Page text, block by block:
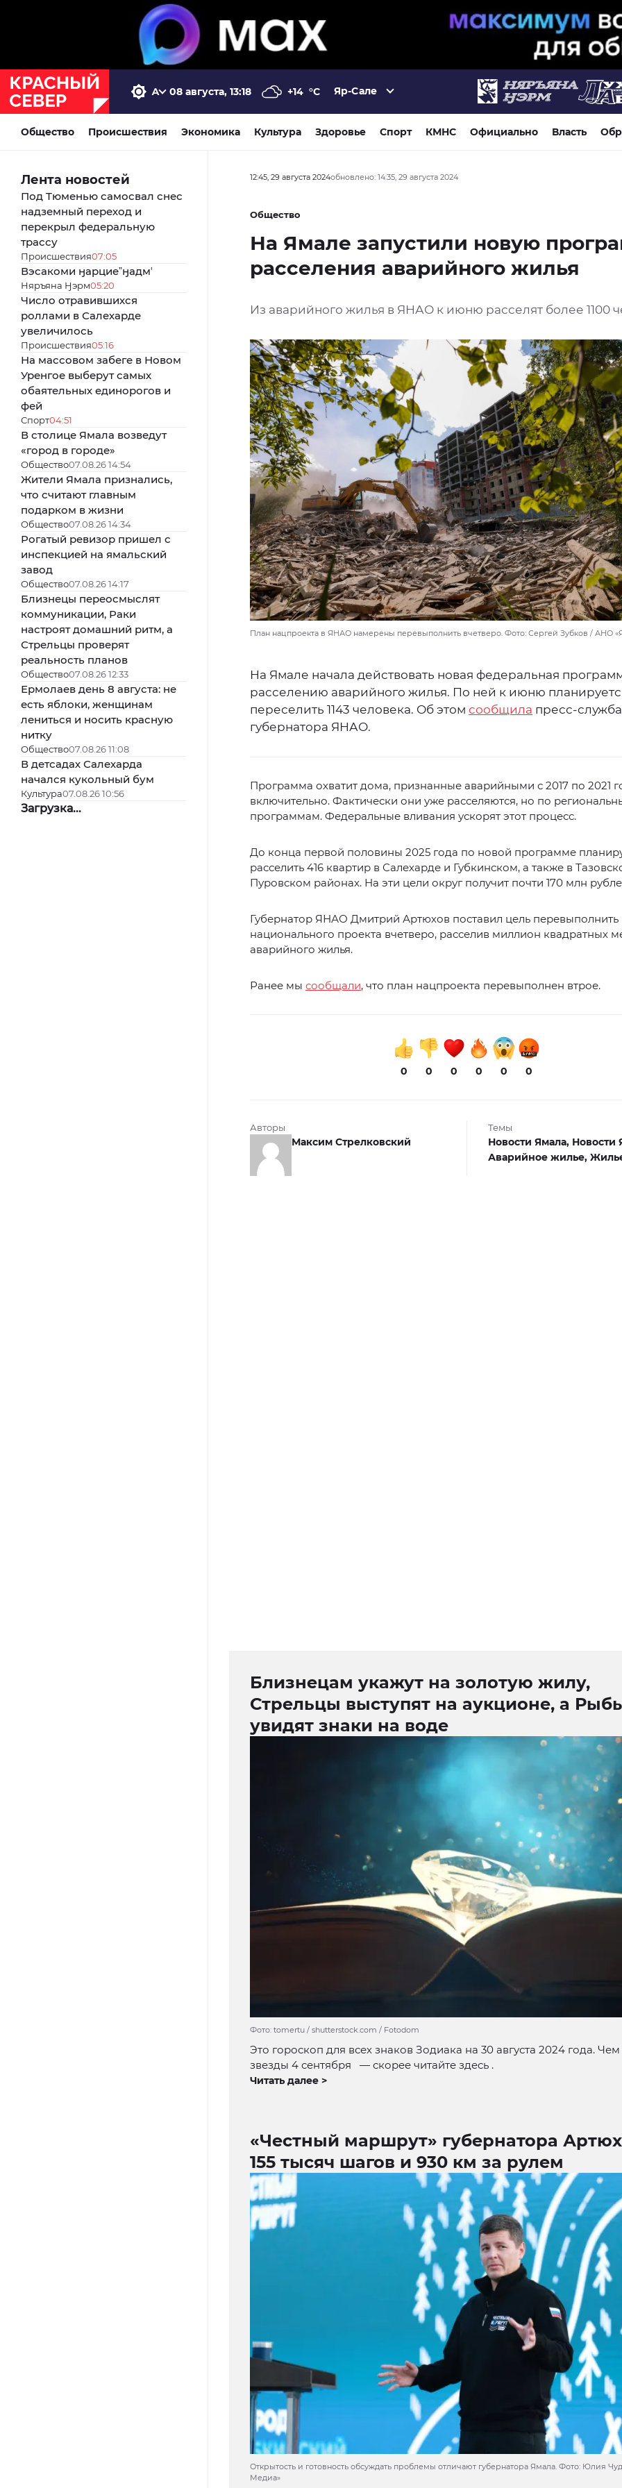
08 августа, 13:18 +14 °C Яр-Сале
Общество Происшествия Экономика Культура Здоровье Спорт КМНС Официально Власть
Лента новостей
Под Тюменью самосвал снес
надземный переход и
перекрыл федеральную
трассу
Происшествия07:05
Вэсакоми ӈарциеˮӈадмʼ
Няръяна Ӈэрм05:20
Число отравившихся
роллами в Салехарде
увеличилось
Происшествия05:16
На массовом забеге в Новом
Уренгое выберут самых
обаятельных единорогов и
фей
Спорт04:51
В столице Ямала возведут
«город в городе»
Общество07.08.26 14:54
Жители Ямала признались,
что считают главным
подарком в жизни
Общество07.08.26 14:34
Рогатый ревизор пришел с
инспекцией на ямальский
завод
Общество07.08.26 14:17
Близнецы переосмыслят
коммуникации, Раки
настроят домашний ритм, а
Стрельцы проверят
реальность планов
Общество07.08.26 12:33
Ермолаев день 8 августа: не
есть яблоки, женщинам
лениться и носить красную
нитку
Общество07.08.26 11:08
В детсадах Салехарда
начался кукольный бум
Культура07.08.26 10:56
Загрузка...
12:45, 29 августа 2024обновлено: 14:35, 29 августа 2024
Общество
На Ямале запустили новую
расселения аварийного жилья
Из аварийного жилья в ЯНАО к июню расселят более 1100
План нацпроекта в ЯНАО намерены перевыполнить вчетверо. Фото: Сергей Зубков / АНО
На Ямале начала действовать новая федеральная
расселению аварийного жилья. По ней к июню
переселить 1143 человека. Об этом сообщила пресс-служба
губернатора ЯНАО.
Программа охватит дома, признанные аварийными с 2017 по 2021
включительно. Фактически они уже расселяются, но по
программам. Федеральные вливания ускорят этот процесс.
До конца первой половины 2025 года по новой программе
расселить 416 квартир в Салехарде и Губкинском, а также в
Пуровском районах. На эти цели округ получит почти 170 млн
Губернатор ЯНАО Дмитрий Артюхов поставил цель перевыполнить
национального проекта вчетверо, расселив миллион квадратных
аварийного жилья.
Ранее мы сообщали, что план нацпроекта перевыполнен втрое.
0 0 0 0 0 0
Авторы
Максим Стрелковский
Темы
Новости Ямала, Новости
Аварийное жилье,
Близнецам укажут на золотую жилу,
Стрельцы выступят на аукционе, а
увидят знаки на воде
Фото: tomertu / shutterstock.com / Fotodom
Это гороскоп для всех знаков Зодиака на 30 августа 2024 года.
звезды 4 сентября — скорее читайте здесь .
Читать далее >
«Честный маршрут» губернатора
155 тысяч шагов и 930 км за рулем
Открытость и готовность обсуждать проблемы отличают губернатора Ямала. Фото: Юлия
Медиа»